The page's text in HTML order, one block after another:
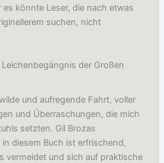
könnte Leser, die nach etwas
suchen, nicht
der Großen
und aufregende Fahrt, voller
und Überraschungen, die mich
setzten. Gil Brozas
diesem Buch ist erfrischend,
vermeidet und sich auf praktische